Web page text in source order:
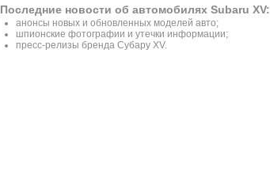
Последние новости об автомобилях Subaru XV:
анонсы новых и обновленных моделей авто;
шпионские фотографии и утечки информации;
пресс-релизы бренда Субару XV.